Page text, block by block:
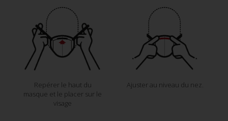
Repérer le haut du
masque et le placer sur le
visage
Ajuster au niveau du nez.